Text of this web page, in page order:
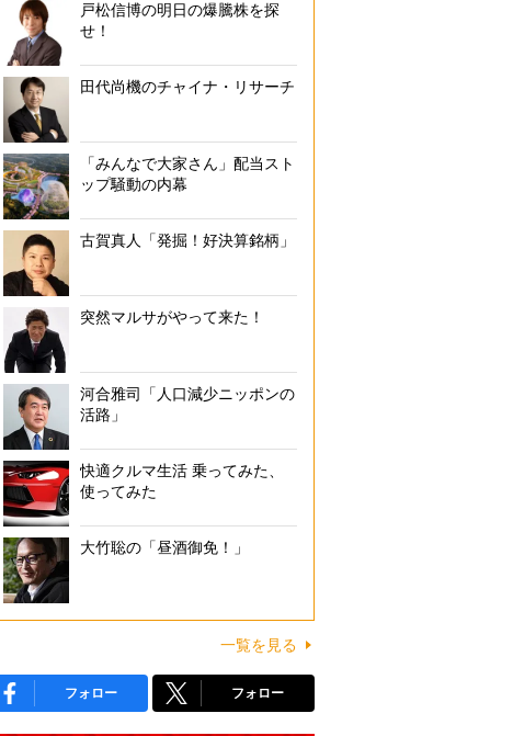
戸松信博の明日の爆騰株を探
せ！
田代尚機のチャイナ・リサーチ
「みんなで大家さん」配当スト
ップ騒動の内幕
古賀真人「発掘！好決算銘柄」
突然マルサがやって来た！
河合雅司「人口減少ニッポンの
活路」
快適クルマ生活 乗ってみた、
使ってみた
大竹聡の「昼酒御免！」
一覧を見る
フォロー フォロー